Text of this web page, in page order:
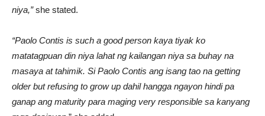
niya,”she stated.
“Paolo Contis is such a good person kaya tiyak ko
matatagpuan din niya lahat ng kailangan niya sa buhay na
masaya at tahimik. Si Paolo Contis ang isang tao na getting
older but refusing to grow up dahil hangga ngayon hindi pa
ganap ang maturity para maging very responsible sa kanyang